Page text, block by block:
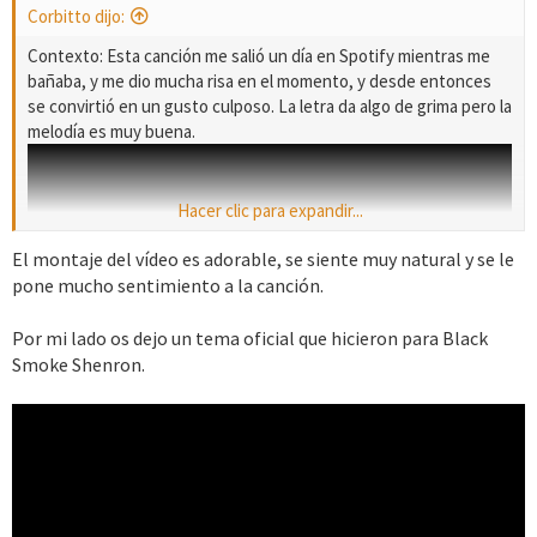
Corbitto dijo:
Contexto: Esta canción me salió un día en Spotify mientras me
bañaba, y me dio mucha risa en el momento, y desde entonces
se convirtió en un gusto culposo. La letra da algo de grima pero la
melodía es muy buena.
Hacer clic para expandir...
El montaje del vídeo es adorable, se siente muy natural y se le
pone mucho sentimiento a la canción.
Por mi lado os dejo un tema oficial que hicieron para Black
Smoke Shenron.